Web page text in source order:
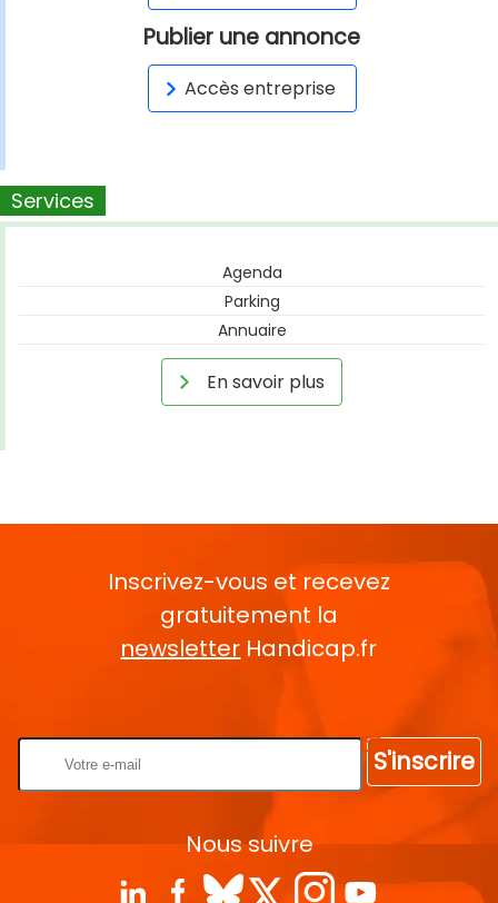
Publier une annonce
Accès entreprise
Services
Agenda
Parking
Annuaire
En savoir plus
Inscrivez-vous et recevez
gratuitement la
newsletter Handicap.fr
S'inscrire
Nous suivre